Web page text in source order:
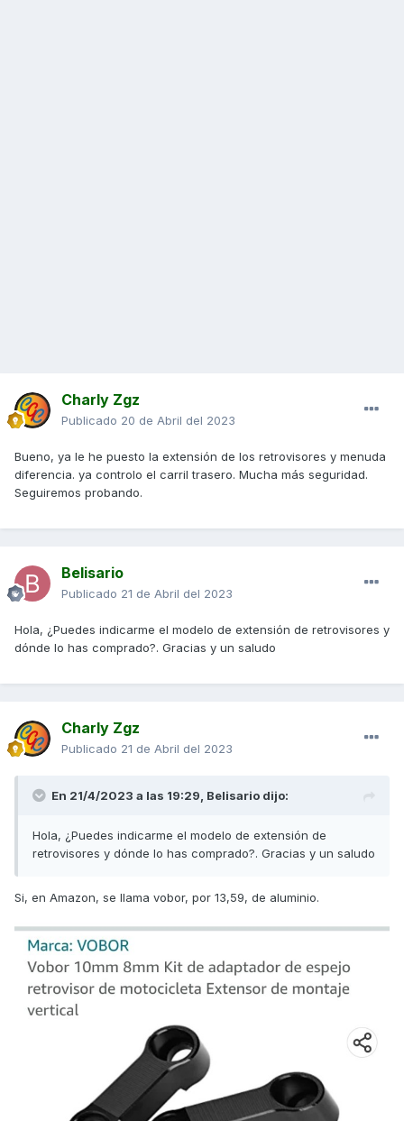
Charly Zgz
Publicado 20 de Abril del 2023
Bueno, ya le he puesto la extensión de los retrovisores y menuda
diferencia. ya controlo el carril trasero. Mucha más seguridad.
Seguiremos probando.
Belisario
Publicado 21 de Abril del 2023
Hola, ¿Puedes indicarme el modelo de extensión de retrovisores y
dónde lo has comprado?. Gracias y un saludo
Charly Zgz
Publicado 21 de Abril del 2023
En 21/4/2023 a las 19:29, Belisario dijo:
Hola, ¿Puedes indicarme el modelo de extensión de
retrovisores y dónde lo has comprado?. Gracias y un saludo
Si, en Amazon, se llama vobor, por 13,59, de aluminio.